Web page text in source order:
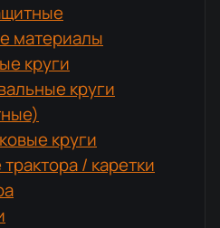
материалы
круги
круги
круги
/ каретки